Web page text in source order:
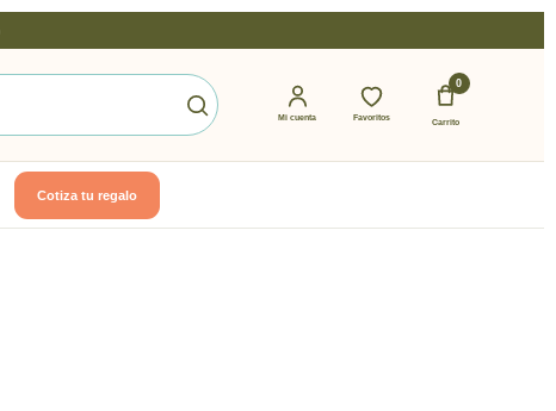
Mi cuenta Favoritos
0
Carrito
Cotiza tu regalo